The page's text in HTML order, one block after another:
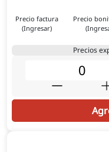
Precio factura
(Ingresar)
Precio
Precios